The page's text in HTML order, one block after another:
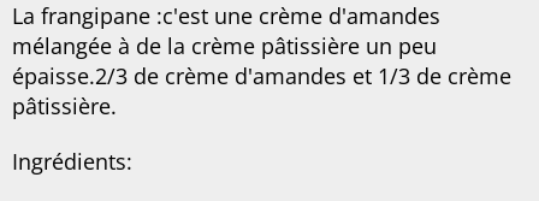
La frangipane :c'est une crème d'amandes
mélangée à de la crème pâtissière un peu
épaisse.2/3 de crème d'amandes et 1/3 de crème
pâtissière.
Ingrédients: